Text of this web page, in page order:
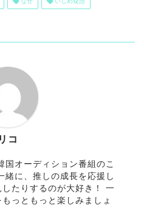
リコ
国オーディション番組のこ
緒に、推しの成長を応援し
たりするのが大好き！ 一
っともっと楽しみましょ